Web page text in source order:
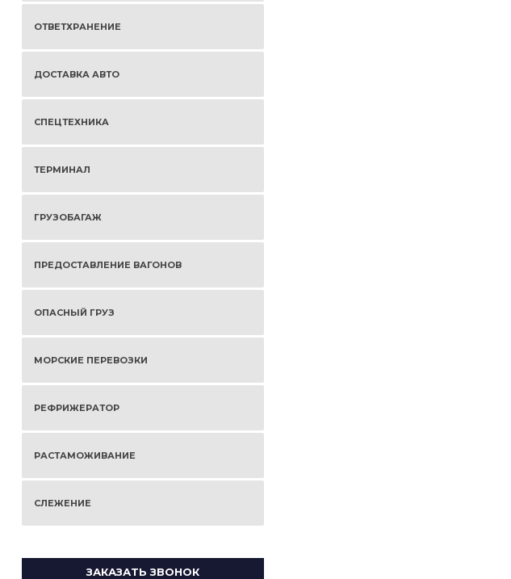
ОТВЕТХРАНЕНИЕ
ДОСТАВКА АВТО
СПЕЦТЕХНИКА
ТЕРМИНАЛ
ГРУЗОБАГАЖ
ПРЕДОСТАВЛЕНИЕ ВАГОНОВ
ОПАСНЫЙ ГРУЗ
МОРСКИЕ ПЕРЕВОЗКИ
РЕФРИЖЕРАТОР
РАСТАМОЖИВАНИЕ
СЛЕЖЕНИЕ
ЗАКАЗАТЬ ЗВОНОК